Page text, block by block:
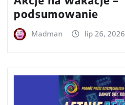
podsumowanie
Madman lip 26, 2026